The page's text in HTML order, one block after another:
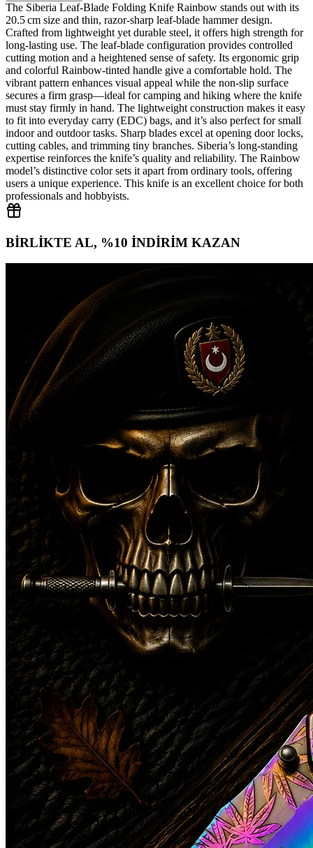
The Siberia Leaf‑Blade Folding Knife Rainbow stands out with its
20.5 cm size and thin, razor‑sharp leaf‑blade hammer design.
Crafted from lightweight yet durable steel, it offers high strength for
long‑lasting use. The leaf‑blade configuration provides controlled
cutting motion and a heightened sense of safety. Its ergonomic grip
and colorful Rainbow‑tinted handle give a comfortable hold. The
vibrant pattern enhances visual appeal while the non‑slip surface
secures a firm grasp—ideal for camping and hiking where the knife
must stay firmly in hand. The lightweight construction makes it easy
to fit into everyday carry (EDC) bags, and it’s also perfect for small
indoor and outdoor tasks. Sharp blades excel at opening door locks,
cutting cables, and trimming tiny branches. Siberia’s long‑standing
expertise reinforces the knife’s quality and reliability. The Rainbow
model’s distinctive color sets it apart from ordinary tools, offering
users a unique experience. This knife is an excellent choice for both
professionals and hobbyists.
BİRLİKTE AL, %10 İNDİRİM KAZAN